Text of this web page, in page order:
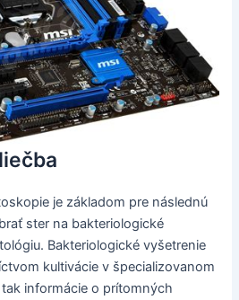
je základom pre následnú
ster na bakteriologické
Bakteriologické vyšetrenie
kultivácie v špecializovanom
informácie o prítomných